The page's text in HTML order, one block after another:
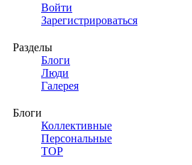
Войти
Зарегистрироваться
Разделы
Блоги
Люди
Галерея
Блоги
Коллективные
Персональные
TOP